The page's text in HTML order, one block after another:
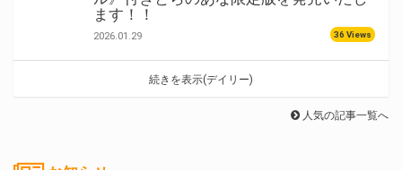
ます！！
2026.01.29 36 Views
続きを表示(デイリー)
人気の記事一覧へ